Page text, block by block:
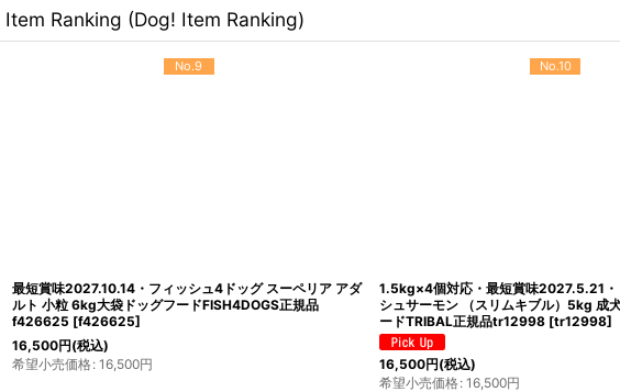
Item Ranking (Dog! Item Ranking)
No.9
最短賞味2027.10.14・フィッシュ4ドッグ スーペリア アダ
ルト 小粒 6kg大袋ドッグフードFISH4DOGS正規品
f426625 [f426625]
16,500円(税込)
希望小売価格: 16,500円
No.10
1.5kg×4個対応・最短賞味2027.5.21・
シュサーモン （スリムキブル）5kg 成
ードTRIBAL正規品tr12998 [tr12998]
16,500円(税込)
希望小売価格: 16,500円